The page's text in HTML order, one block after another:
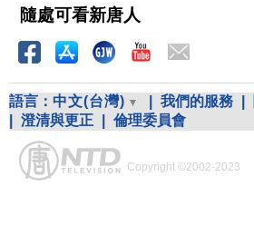
隨處可看新唐人
語言： 中文(台灣) 我們的服務
澄清與更正 倫理委員會
Copyright ©2002-2023